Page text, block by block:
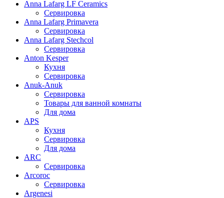
Anna Lafarg LF Ceramics
Сервировка
Anna Lafarg Primavera
Сервировка
Anna Lafarg Stechcol
Сервировка
Anton Kesper
Кухня
Сервировка
Anuk-Anuk
Сервировка
Товары для ванной комнаты
Для дома
APS
Кухня
Сервировка
Для дома
ARC
Сервировка
Arcoroc
Сервировка
Argenesi